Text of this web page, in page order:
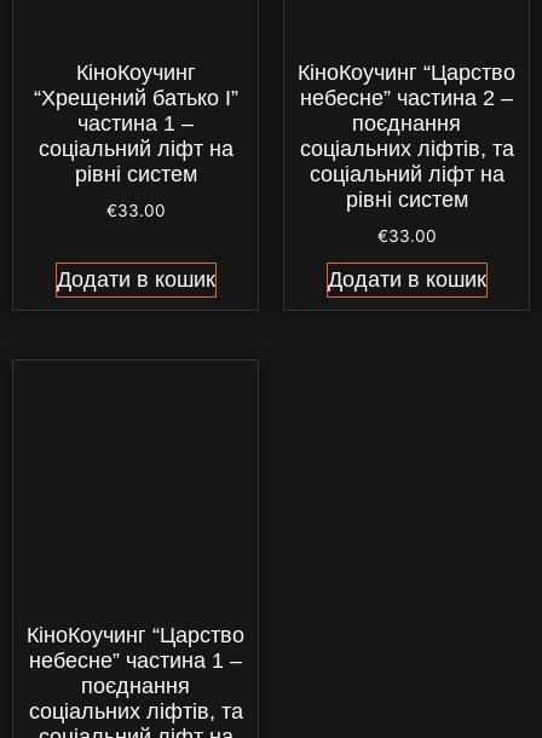
КіноКоучинг
“Хрещений батько I”
частина 1 –
соціальний ліфт на
рівні систем
€33.00
Додати в кошик
КіноКоучинг “Царство
небесне” частина 2 –
поєднання
соціальних ліфтів, та
соціальний ліфт на
рівні систем
€33.00
Додати в кошик
КіноКоучинг “Царство
небесне” частина 1 –
поєднання
соціальних ліфтів, та